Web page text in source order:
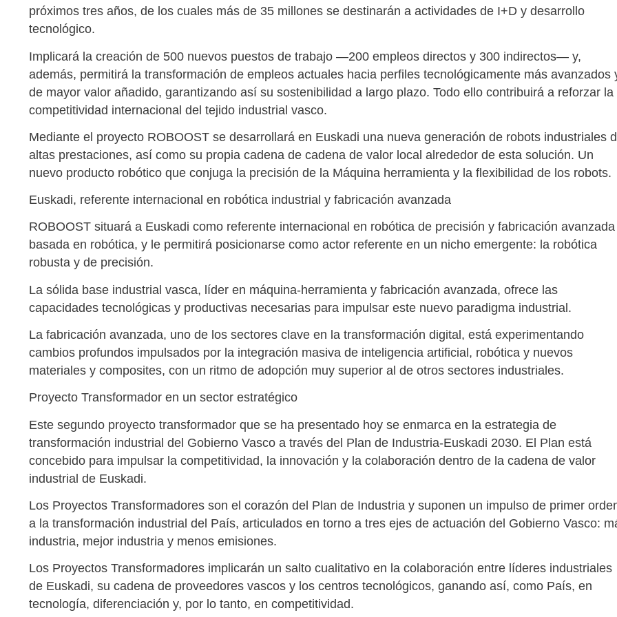
próximos tres años, de los cuales más de 35 millones se destinarán a actividades de I+D y desarrollo
tecnológico.
Implicará la creación de 500 nuevos puestos de trabajo —200 empleos directos y 300 indirectos— y,
además, permitirá la transformación de empleos actuales hacia perfiles tecnológicamente más avanzados
de mayor valor añadido, garantizando así su sostenibilidad a largo plazo. Todo ello contribuirá a reforzar la
competitividad internacional del tejido industrial vasco.
Mediante el proyecto ROBOOST se desarrollará en Euskadi una nueva generación de robots industriales
altas prestaciones, así como su propia cadena de cadena de valor local alrededor de esta solución. Un
nuevo producto robótico que conjuga la precisión de la Máquina herramienta y la flexibilidad de los robots.
Euskadi, referente internacional en robótica industrial y fabricación avanzada
ROBOOST situará a Euskadi como referente internacional en robótica de precisión y fabricación avanzada
basada en robótica, y le permitirá posicionarse como actor referente en un nicho emergente: la robótica
robusta y de precisión.
La sólida base industrial vasca, líder en máquina-herramienta y fabricación avanzada, ofrece las
capacidades tecnológicas y productivas necesarias para impulsar este nuevo paradigma industrial.
La fabricación avanzada, uno de los sectores clave en la transformación digital, está experimentando
cambios profundos impulsados por la integración masiva de inteligencia artificial, robótica y nuevos
materiales y composites, con un ritmo de adopción muy superior al de otros sectores industriales.
Proyecto Transformador en un sector estratégico
Este segundo proyecto transformador que se ha presentado hoy se enmarca en la estrategia de
transformación industrial del Gobierno Vasco a través del Plan de Industria-Euskadi 2030. El Plan está
concebido para impulsar la competitividad, la innovación y la colaboración dentro de la cadena de valor
industrial de Euskadi.
Los Proyectos Transformadores son el corazón del Plan de Industria y suponen un impulso de primer
a la transformación industrial del País, articulados en torno a tres ejes de actuación del Gobierno Vasco:
industria, mejor industria y menos emisiones.
Los Proyectos Transformadores implicarán un salto cualitativo en la colaboración entre líderes industriales
de Euskadi, su cadena de proveedores vascos y los centros tecnológicos, ganando así, como País, en
tecnología, diferenciación y, por lo tanto, en competitividad.